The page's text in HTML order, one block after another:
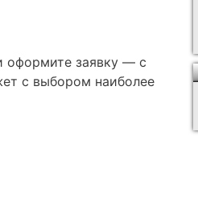
оформите заявку — с
с выбором наиболее